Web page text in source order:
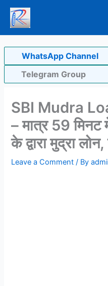
Skip
content
WhatsApp Channel
Telegram Group
SBI Mudra
– मात्र 59 मिनट
के द्वारा मुद्रा
Leave a Comment / By